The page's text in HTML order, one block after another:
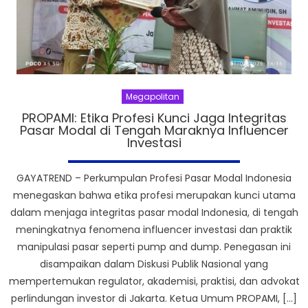
Megapolitan
PROPAMI: Etika Profesi Kunci Jaga Integritas
Pasar Modal di Tengah Maraknya Influencer
Investasi
GAYATREND – Perkumpulan Profesi Pasar Modal Indonesia
menegaskan bahwa etika profesi merupakan kunci utama
dalam menjaga integritas pasar modal Indonesia, di tengah
meningkatnya fenomena influencer investasi dan praktik
manipulasi pasar seperti pump and dump. Penegasan ini
disampaikan dalam Diskusi Publik Nasional yang
mempertemukan regulator, akademisi, praktisi, dan advokat
perlindungan investor di Jakarta. Ketua Umum PROPAMI, […]